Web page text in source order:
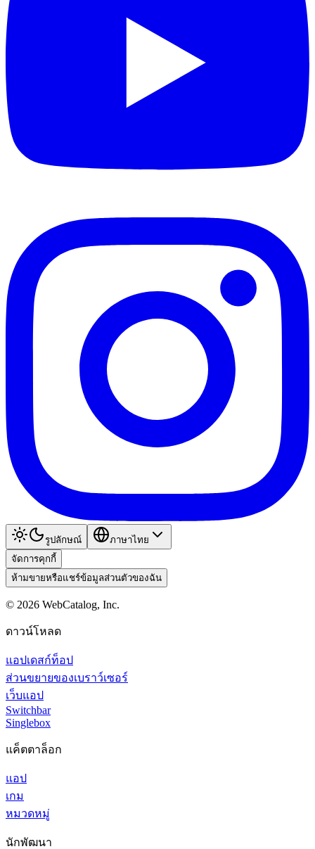
รูปลักษณ์
ภาษาไทย
จัดการคุกกี้
ห้ามขายหรือแชร์ข้อมูลส่วนตัวของฉัน
© 2026 WebCatalog, Inc.
ดาวน์โหลด
แอปเดสก์ท็อป
ส่วนขยายของเบราว์เซอร์
เว็บแอป
Switchbar
Singlebox
แค็ตตาล็อก
แอป
เกม
หมวดหมู่
นักพัฒนา